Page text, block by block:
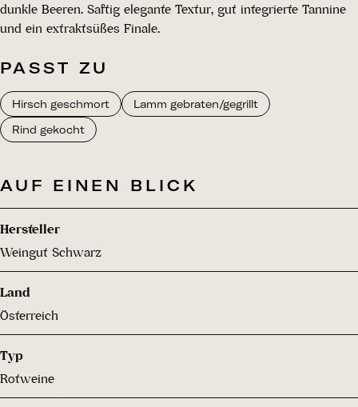
dunkle Beeren. Saftig elegante Textur, gut integrierte Tannine
und ein extraktsüßes Finale.
PASST ZU
Hirsch geschmort
Lamm gebraten/gegrillt
Rind gekocht
AUF EINEN BLICK
Hersteller
Weingut Schwarz
Land
Österreich
Typ
Rotweine